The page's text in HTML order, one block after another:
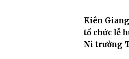
Kiên
tổ chức lễ
Ni trưởng